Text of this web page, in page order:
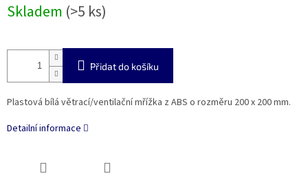
cena:
Skladem (>5 ks)
Přidat do košíku
Plastová bílá větrací/ventilační mřížka z ABS o rozměru 200 x 200 mm.
Detailní informace